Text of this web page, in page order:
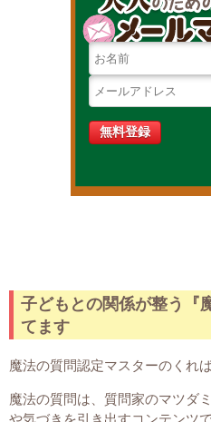
子どもとの関係が整う『
てます
魔法の質問認定マスターのくれ
魔法の質問は、質問家のマツダ